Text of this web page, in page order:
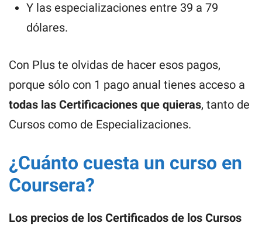
Y las especializaciones entre 39 a 79
dólares.
Con Plus te olvidas de hacer esos pagos,
porque sólo con 1 pago anual tienes acceso a
todas las Certificaciones que quieras, tanto de
Cursos como de Especializaciones.
¿Cuánto cuesta un curso en
Coursera?
Los precios de los Certificados de los Cursos